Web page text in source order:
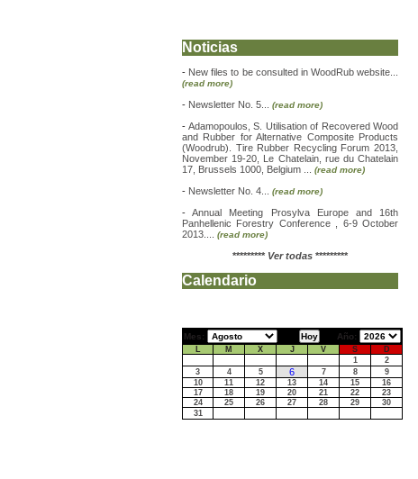
Noticias
- New files to be consulted in WoodRub website...
(read more)
- Newsletter No. 5... (read more)
- Adamopoulos, S. Utilisation of Recovered Wood
and Rubber for Alternative Composite Products
(Woodrub). Tire Rubber Recycling Forum 2013,
November 19-20, Le Chatelain, rue du Chatelain
17, Brussels 1000, Belgium ... (read more)
- Newsletter No. 4... (read more)
-Annual Meeting Prosylva Europe and 16th
Panhellenic Forestry Conference , 6-9 October
2013.... (read more)
********* Ver todas *********
Calendario
Mes: Año:
L M X J V S
D
1
2
3
4 5 6 7 8
9
10
11 12 13 14 15
16
17
18 19 20 21 22
23
24
25 26 27 28 29
30
31